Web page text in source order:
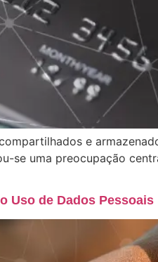
e
se uma preocupação
Uso de Dados Pessoais